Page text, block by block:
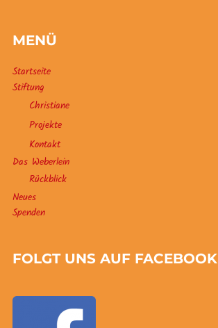
MENÜ
Startseite
Stiftung
Christiane
Projekte
Kontakt
Das Weberlein
Rückblick
Neues
Spenden
FOLGT UNS AUF FACEBOOK